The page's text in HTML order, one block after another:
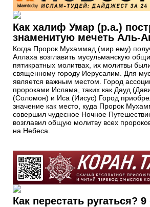
Как халиф Умар (р.а.)
знаменитую мечеть Аль-
Когда Пророк Мухаммад (мир ему)
Аллаха возглавить мусульманскую
пятикратных молитвах, их молитвы
священному городу Иерусалим. Для
является важным местом. Город
пророками Ислама, таких как Дауд
(Соломон) и Иса (Иисус) Город
значение как место, куда Пророк
совершил чудесное Ночное
возглавил общую молитву всех
на Небеса.
Как перестать ругаться?